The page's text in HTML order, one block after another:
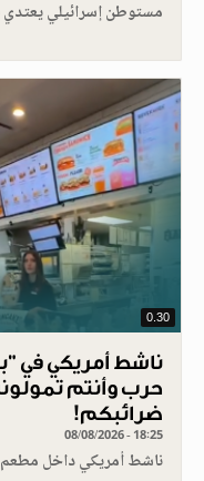
مستوطن إسرائيلي
0.30
ناشط أمريكي في
حرب وأنتم
ضرائبكم!
08/08/2026 - 18:25
ناشط أمريكي داخل